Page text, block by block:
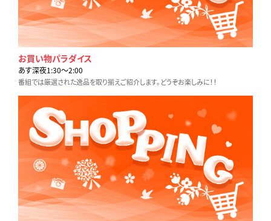
お買い物パラダイス
あす深夜1:30〜2:00
番組では厳選された逸品を取り揃えご紹介します。どうぞお楽しみに！！